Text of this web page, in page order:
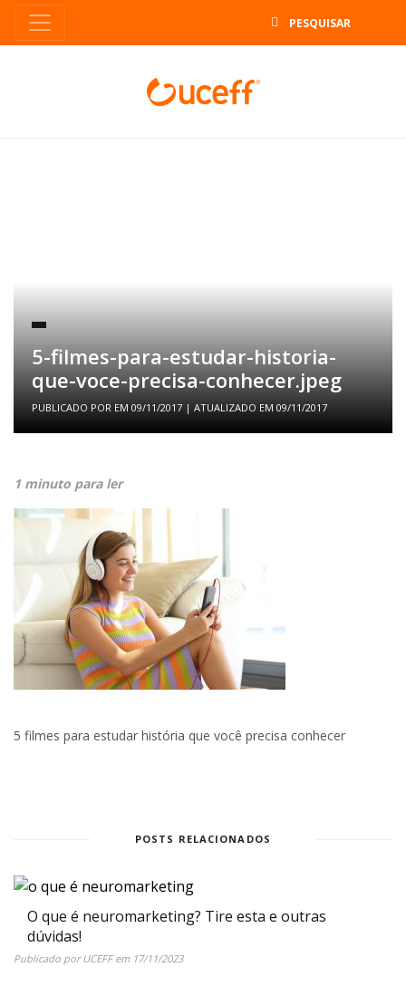
5-filmes-para-estudar-historia-
que-voce-precisa-conhecer.jpeg
PUBLICADO POR EM 09/11/2017 | ATUALIZADO EM 09/11/2017
1 minuto para ler
5 filmes para estudar história que você precisa conhecer
POSTS RELACIONADOS
O que é neuromarketing? Tire esta e outras
dúvidas!
Publicado porUCEFFem 17/11/2023